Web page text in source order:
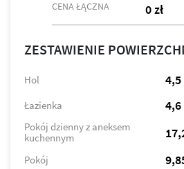
CENA ŁĄCZNA 0 zł
ZESTAWIENIE
Hol 4,5
Łazienka 4,6
Pokój dzienny z aneksem
kuchennym
Pokój